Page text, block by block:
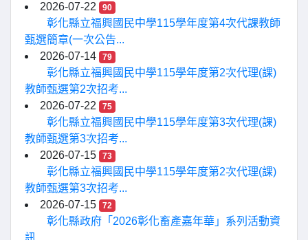
2026-07-22
90
彰化縣立福興國民中學115學年度第4次代課教師
甄選簡章(一次公告...
2026-07-14
79
彰化縣立福興國民中學115學年度第2次代理(課)
教師甄選第2次招考...
2026-07-22
75
彰化縣立福興國民中學115學年度第3次代理(課)
教師甄選第3次招考...
2026-07-15
73
彰化縣立福興國民中學115學年度第2次代理(課)
教師甄選第3次招考...
2026-07-15
72
彰化縣政府「2026彰化畜產嘉年華」系列活動資
訊